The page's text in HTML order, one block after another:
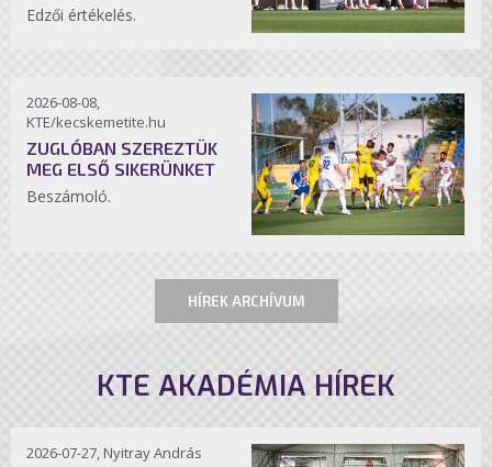
Edzői értékelés.
2026-08-08,
KTE/kecskemetite.hu
ZUGLÓBAN SZEREZTÜK
MEG ELSŐ SIKERÜNKET
Beszámoló.
HÍREK ARCHÍVUM
KTE AKADÉMIA HÍREK
2026-07-27, Nyitray András